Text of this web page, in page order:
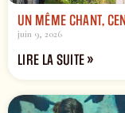
UN MÊME CHANT,
juin 9, 2026
LIRE LA SUITE »